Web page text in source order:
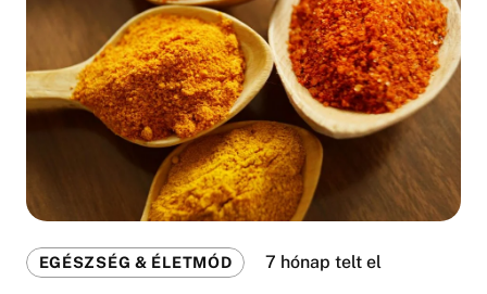
EGÉSZSÉG & ÉLETMÓD 7 hónap telt el